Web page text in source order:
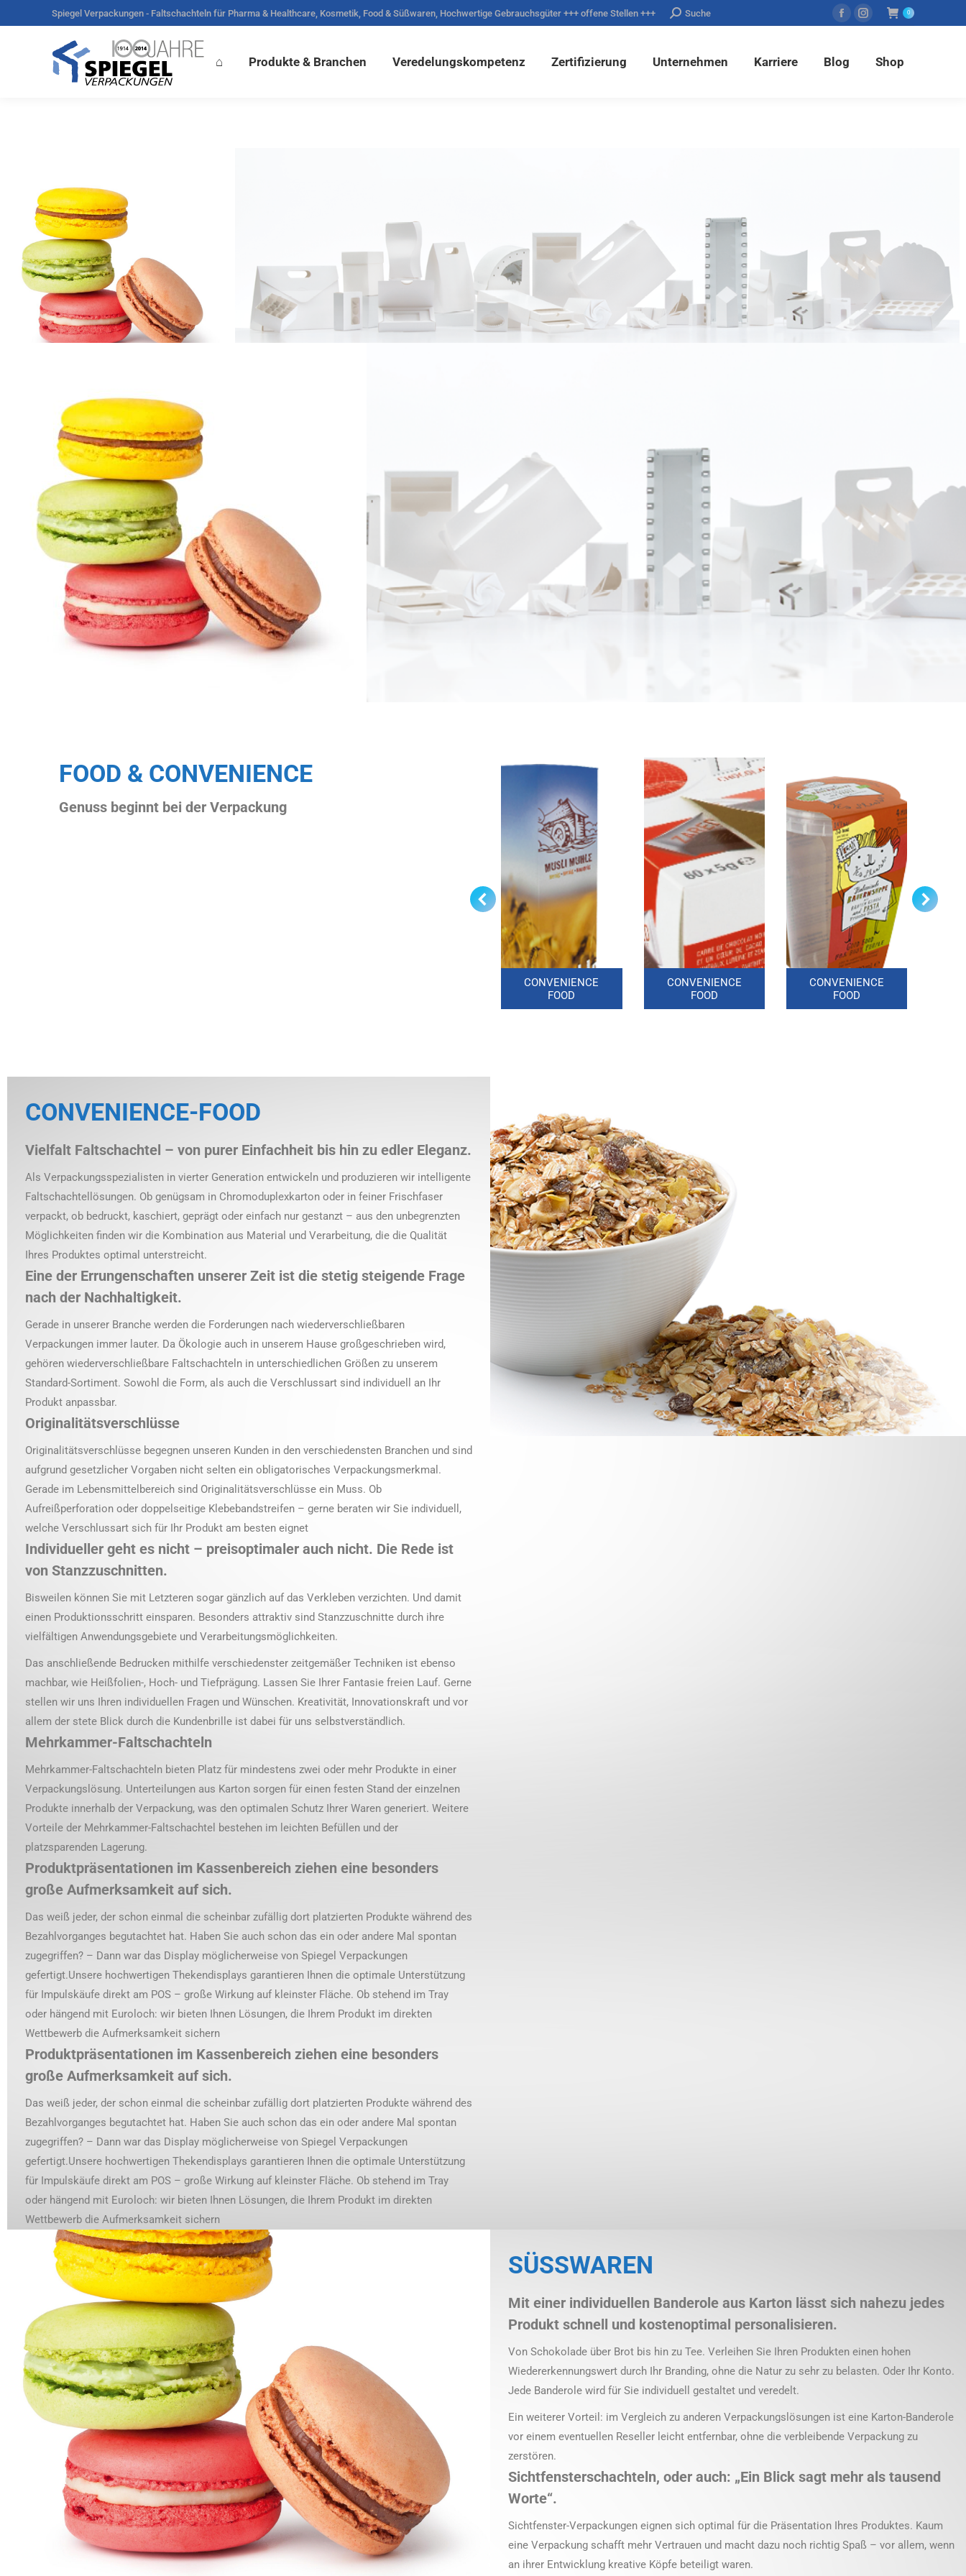
Spiegel Verpackungen - Faltschachteln für Pharma & Healthcare, Kosmetik, Food & Süßwaren, Hochwertige Gebrauchsgüter +++ offene Stellen +++ Suche 0
⌂ Produkte & Branchen Veredelungskompetenz Zertifizierung Unternehmen Karriere Blog Shop
FOOD & CONVENIENCE
Genuss beginnt bei der Verpackung
CONVENIENCE
FOOD
CONVENIENCE
FOOD
CONVENIENCE
FOOD
CONVENIENCE-FOOD
Vielfalt Faltschachtel – von purer Einfachheit bis hin zu edler Eleganz.
Als Verpackungsspezialisten in vierter Generation entwickeln und produzieren wir intelligente
Faltschachtellösungen. Ob genügsam in Chromoduplexkarton oder in feiner Frischfaser
verpackt, ob bedruckt, kaschiert, geprägt oder einfach nur gestanzt – aus den unbegrenzten
Möglichkeiten finden wir die Kombination aus Material und Verarbeitung, die die Qualität
Ihres Produktes optimal unterstreicht.
Eine der Errungenschaften unserer Zeit ist die stetig steigende Frage
nach der Nachhaltigkeit.
Gerade in unserer Branche werden die Forderungen nach wiederverschließbaren
Verpackungen immer lauter. Da Ökologie auch in unserem Hause großgeschrieben wird,
gehören wiederverschließbare Faltschachteln in unterschiedlichen Größen zu unserem
Standard-Sortiment. Sowohl die Form, als auch die Verschlussart sind individuell an Ihr
Produkt anpassbar.
Originalitätsverschlüsse
Originalitätsverschlüsse begegnen unseren Kunden in den verschiedensten Branchen und sind
aufgrund gesetzlicher Vorgaben nicht selten ein obligatorisches Verpackungsmerkmal.
Gerade im Lebensmittelbereich sind Originalitätsverschlüsse ein Muss. Ob
Aufreißperforation oder doppelseitige Klebebandstreifen – gerne beraten wir Sie individuell,
welche Verschlussart sich für Ihr Produkt am besten eignet
Individueller geht es nicht – preisoptimaler auch nicht. Die Rede ist
von Stanzzuschnitten.
Bisweilen können Sie mit Letzteren sogar gänzlich auf das Verkleben verzichten. Und damit
einen Produktionsschritt einsparen. Besonders attraktiv sind Stanzzuschnitte durch ihre
vielfältigen Anwendungsgebiete und Verarbeitungsmöglichkeiten.
Das anschließende Bedrucken mithilfe verschiedenster zeitgemäßer Techniken ist ebenso
machbar, wie Heißfolien-, Hoch- und Tiefprägung. Lassen Sie Ihrer Fantasie freien Lauf. Gerne
stellen wir uns Ihren individuellen Fragen und Wünschen. Kreativität, Innovationskraft und vor
allem der stete Blick durch die Kundenbrille ist dabei für uns selbstverständlich.
Mehrkammer-Faltschachteln
Mehrkammer-Faltschachteln bieten Platz für mindestens zwei oder mehr Produkte in einer
Verpackungslösung. Unterteilungen aus Karton sorgen für einen festen Stand der einzelnen
Produkte innerhalb der Verpackung, was den optimalen Schutz Ihrer Waren generiert. Weitere
Vorteile der Mehrkammer-Faltschachtel bestehen im leichten Befüllen und der
platzsparenden Lagerung.
Produktpräsentationen im Kassenbereich ziehen eine besonders
große Aufmerksamkeit auf sich.
Das weiß jeder, der schon einmal die scheinbar zufällig dort platzierten Produkte während des
Bezahlvorganges begutachtet hat. Haben Sie auch schon das ein oder andere Mal spontan
zugegriffen? – Dann war das Display möglicherweise von Spiegel Verpackungen
gefertigt.Unsere hochwertigen Thekendisplays garantieren Ihnen die optimale Unterstützung
für Impulskäufe direkt am POS – große Wirkung auf kleinster Fläche. Ob stehend im Tray
oder hängend mit Euroloch: wir bieten Ihnen Lösungen, die Ihrem Produkt im direkten
Wettbewerb die Aufmerksamkeit sichern
Produktpräsentationen im Kassenbereich ziehen eine besonders
große Aufmerksamkeit auf sich.
Das weiß jeder, der schon einmal die scheinbar zufällig dort platzierten Produkte während des
Bezahlvorganges begutachtet hat. Haben Sie auch schon das ein oder andere Mal spontan
zugegriffen? – Dann war das Display möglicherweise von Spiegel Verpackungen
gefertigt.Unsere hochwertigen Thekendisplays garantieren Ihnen die optimale Unterstützung
für Impulskäufe direkt am POS – große Wirkung auf kleinster Fläche. Ob stehend im Tray
oder hängend mit Euroloch: wir bieten Ihnen Lösungen, die Ihrem Produkt im direkten
Wettbewerb die Aufmerksamkeit sichern
SÜSSWAREN
Mit einer individuellen Banderole aus Karton lässt sich nahezu jedes
Produkt schnell und kostenoptimal personalisieren.
Von Schokolade über Brot bis hin zu Tee. Verleihen Sie Ihren Produkten einen hohen
Wiedererkennungswert durch Ihr Branding, ohne die Natur zu sehr zu belasten. Oder Ihr Konto.
Jede Banderole wird für Sie individuell gestaltet und veredelt.
Ein weiterer Vorteil: im Vergleich zu anderen Verpackungslösungen ist eine Karton-Banderole
vor einem eventuellen Reseller leicht entfernbar, ohne die verbleibende Verpackung zu
zerstören.
Sichtfensterschachteln, oder auch: „Ein Blick sagt mehr als tausend
Worte“.
Sichtfenster-Verpackungen eignen sich optimal für die Präsentation Ihres Produktes. Kaum
eine Verpackung schafft mehr Vertrauen und macht dazu noch richtig Spaß – vor allem, wenn
an ihrer Entwicklung kreative Köpfe beteiligt waren.
⌂ Produkte & Branchen Veredelungskompetenz Zertifizierung Unternehmen Karriere Blog Shop